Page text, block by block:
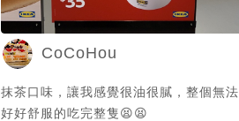
CoCoHou
抹茶口味，讓我感覺很油很膩，整個無法
好好舒服的吃完整隻😫😫